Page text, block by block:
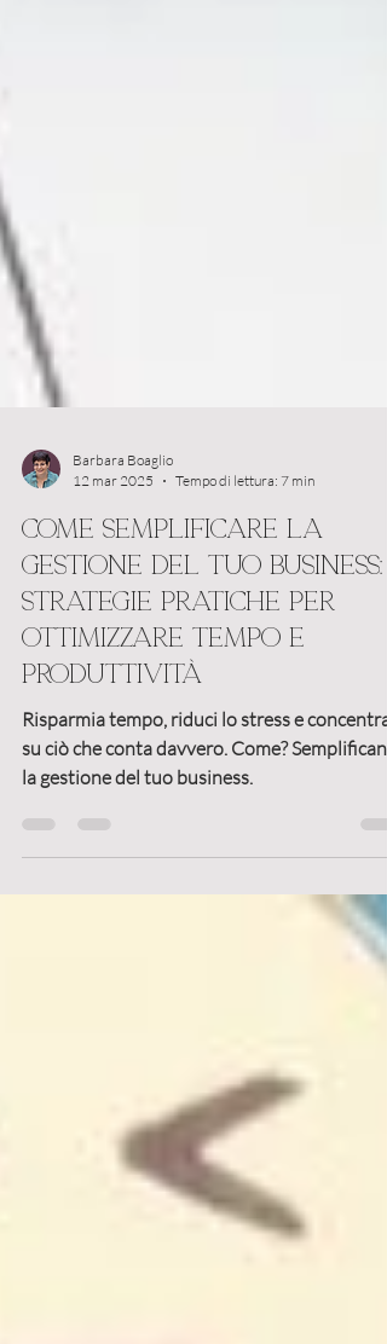
12 mar 2025
Tempo di lettura: 7 min
Come semplificare la
gestione del tuo business:
strategie pratiche per
ottimizzare tempo e
produttività
Risparmia tempo, riduci lo stress e
su ciò che conta davvero. Come?